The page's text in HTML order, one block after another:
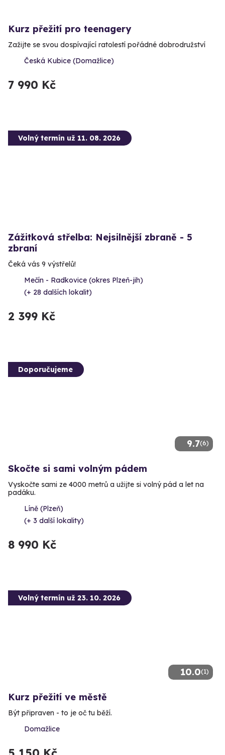
Kurz přežití pro teenagery
Zažijte se svou dospívající ratolestí pořádné dobrodružství
Česká Kubice (Domažlice)
7 990 Kč
Volný termín už 11. 08. 2026
Zážitková střelba: Nejsilnější zbraně - 5
zbraní
Čeká vás 9 výstřelů!
Mečín - Radkovice (okres Plzeň-jih)
(+ 28 dalších lokalit)
2 399 Kč
9.7(6)
Doporučujeme
Skočte si sami volným pádem
Vyskočte sami ze 4000 metrů a užijte si volný pád a let na
padáku.
Líně (Plzeň)
(+ 3 další lokality)
8 990 Kč
10.0(1)
Volný termín už 23. 10. 2026
Kurz přežití ve městě
Být připraven - to je oč tu běží.
Domažlice